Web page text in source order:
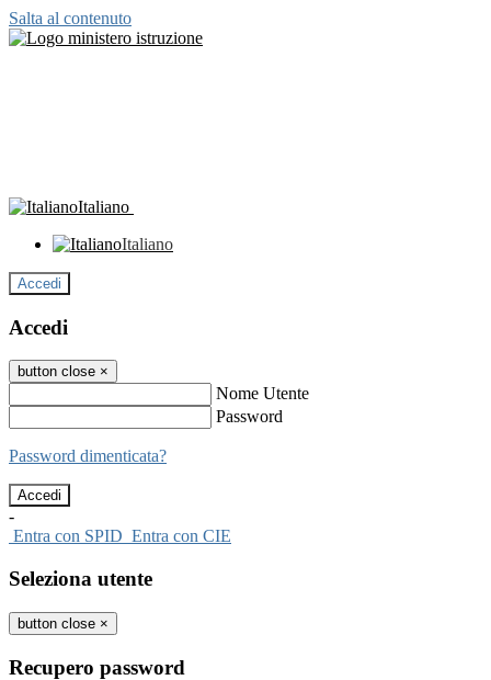
Salta al contenuto
Italiano
Italiano
Accedi
Accedi
button close ×
Nome Utente
Password
Password dimenticata?
-
Entra con SPID Entra con CIE
Seleziona utente
button close ×
Recupero password